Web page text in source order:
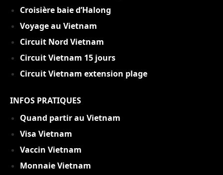
Croisière baie d’Halong
Voyage au Vietnam
Circuit Nord Vietnam
Circuit Vietnam 15 jours
Circuit Vietnam extension plage
INFOS PRATIQUES
Quand partir au Vietnam
Visa Vietnam
Vaccin Vietnam
Monnaie Vietnam